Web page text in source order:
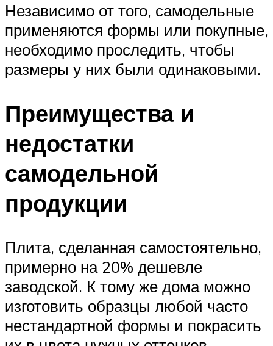
Независимо от того, самодельные
применяются формы или покупные,
необходимо проследить, чтобы
размеры у них были одинаковыми.
Преимущества и
недостатки
самодельной
продукции
Плита, сделанная самостоятельно,
примерно на 20% дешевле
заводской. К тому же дома можно
изготовить образцы любой часто
нестандартной формы и покрасить